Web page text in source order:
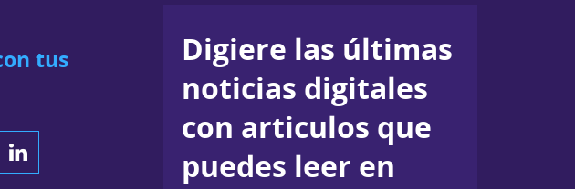
tus
Digiere las últimas
noticias digitales
con articulos que
puedes leer en